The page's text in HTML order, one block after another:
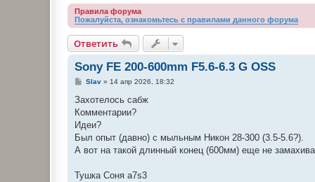
Правила форума
Пожалуйста, ознакомьтесь с правилами данного форума
Ответить
Sony FE 200-600mm F5.6-6.3 G OSS
С
о
щ
е
н
и
е
Slav» 14 апр 2026, 18:32
Захотелось сабж
Комментарии?
Идеи?
Был опыт (давно) с мыльным Никон 28-300 (3.5-5.6?).
А вот на такой длинный конец (600мм) еще не
Тушка Соня а7s3